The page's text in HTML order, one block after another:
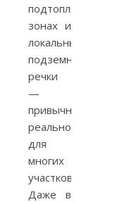
подтопляемых
зонах и
локальные
подземные
речки
—
привычная
реальность
для
многих
участков.
Даже в